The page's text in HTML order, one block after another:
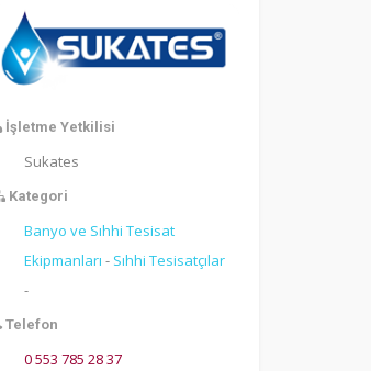
İşletme Yetkilisi
Sukates
Kategori
Banyo ve Sıhhi Tesisat
Ekipmanları - Sıhhi Tesisatçılar
-
Telefon
0 553 785 28 37
İlanlar
Blog